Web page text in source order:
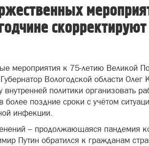
скорректируют
мероприятия к 75-летию Великой
Вологодской области Олег
внутренней политики организовать
более поздние сроки с учётом
инфекции.
– продолжающаяся пандемия
Путин обратился к гражданам